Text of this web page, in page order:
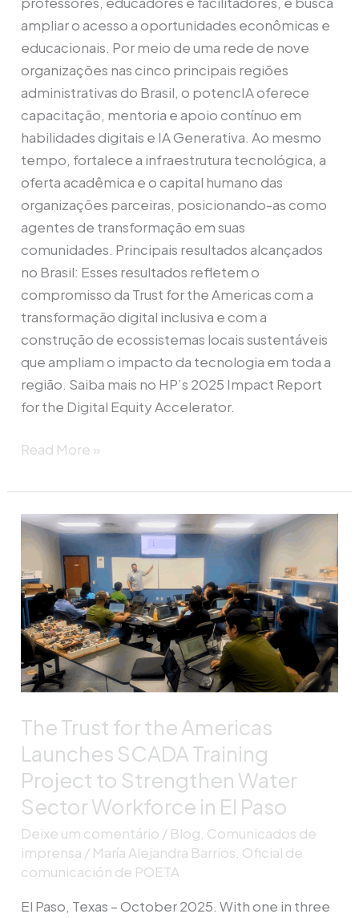
ampliar o acesso a oportunidades econômicas e
educacionais. Por meio de uma rede de nove
organizações nas cinco principais regiões
administrativas do Brasil, o potencIA oferece
capacitação, mentoria e apoio contínuo em
habilidades digitais e IA Generativa. Ao mesmo
tempo, fortalece a infraestrutura tecnológica, a
oferta acadêmica e o capital humano das
organizações parceiras, posicionando-as como
agentes de transformação em suas
comunidades. Principais resultados alcançados
no Brasil: Esses resultados refletem o
compromisso da Trust for the Americas com a
transformação digital inclusiva e com a
construção de ecossistemas locais sustentáveis
que ampliam o impacto da tecnologia em toda a
região. Saiba mais no HP’s 2025 Impact Report
for the Digital Equity Accelerator.
Read More »
The Trust for the Americas
Launches SCADA Training
Project to Strengthen Water
Sector Workforce in El Paso
Deixe um comentário / Blog Comunicados de
imprensa / María Alejandra Barrios, Oficial de
comunicación de POETA
El Paso, Texas – October 2025. With one in three
The
Trust
for
the
Americas
Launches
SCADA
Training
to
Strengthen
Water
Sector
Workforce
in
El
Paso